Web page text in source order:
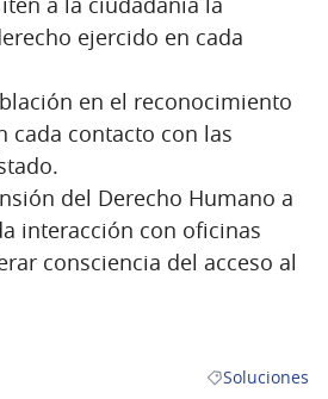
ejercido en cada
en el reconocimiento
cada contacto con las
del Derecho Humano a
interacción con oficinas
consciencia del acceso al
Resultados al
Soluciones